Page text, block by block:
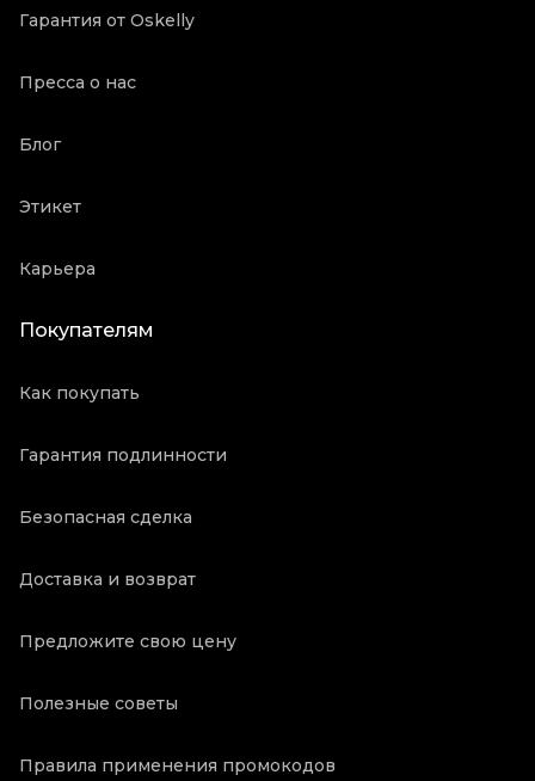
Гарантия от Oskelly
Пресса о нас
Блог
Этикет
Карьера
Покупателям
Как покупать
Гарантия подлинности
Безопасная сделка
Доставка и возврат
Предложите свою цену
Полезные советы
Правила применения промокодов